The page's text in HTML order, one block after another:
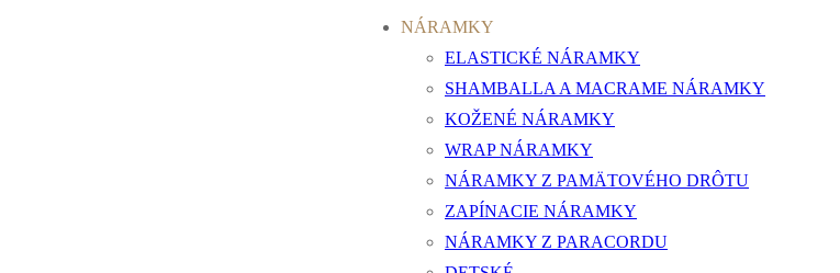
NÁRAMKY
ELASTICKÉ NÁRAMKY
SHAMBALLA A MACRAME NÁRAMKY
KOŽENÉ NÁRAMKY
WRAP NÁRAMKY
NÁRAMKY Z PAMÄTOVÉHO DRÔTU
ZAPÍNACIE NÁRAMKY
NÁRAMKY Z PARACORDU